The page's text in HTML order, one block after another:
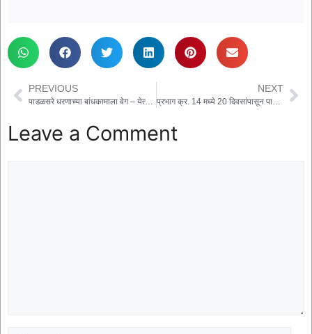
PREVIOUS
पाडळसरे धरणाच्या बांधकामाला वेग – येत्या दोन वर्षांत पाणी अडवले जाणार
NEXT
प्रभाग क्र. 14 मध्ये 20 दिवसांपासून पाणीटंचाई: नागरिकांचा संताप, नगरपरिषदेत ठिय्या आंदोलन
Leave a Comment